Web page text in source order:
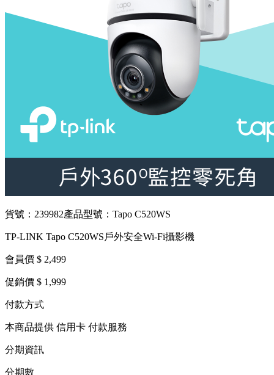
貨號：239982產品型號：Tapo C520WS
TP-LINK Tapo C520WS戶外安全Wi-Fi攝影機
會員價 $ 2,499
促銷價 $ 1,999
付款方式
本商品提供 信用卡 付款服務
分期資訊
分期數